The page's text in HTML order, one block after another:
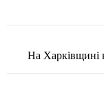
На Харківщині